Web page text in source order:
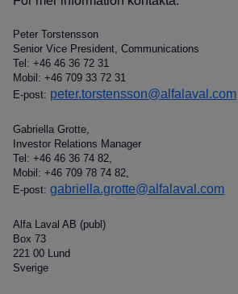
Peter Torstensson
Senior Vice President, Communications
Tel: +46 46 36 72 31
Mobil: +46 709 33 72 31
E-post: peter.torstensson@alfalaval.com
Gabriella Grotte,
Investor Relations Manager
Tel: +46 46 36 74 82,
Mobil: +46 709 78 74 82,
E-post: gabriella.grotte@alfalaval.com
Alfa Laval AB (publ)
Box 73
221 00 Lund
Sverige